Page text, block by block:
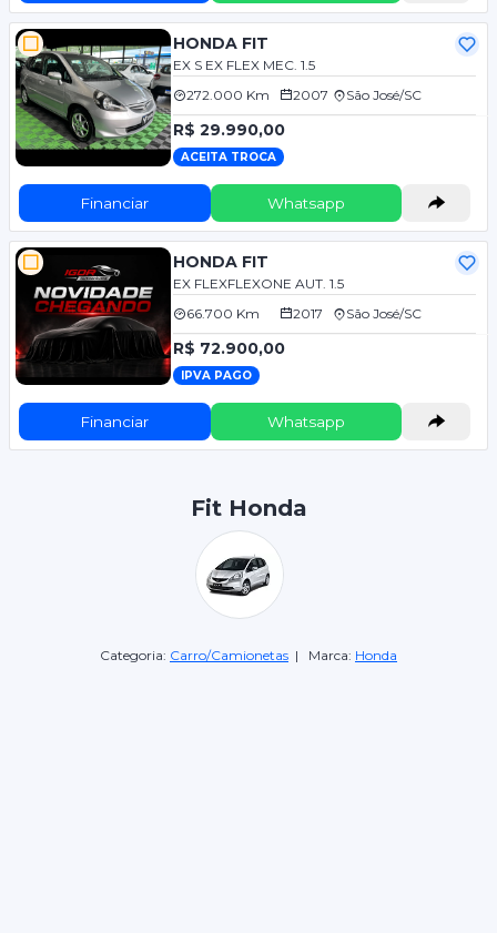
HONDA FIT
EX S EX FLEX MEC. 1.5
272.000 Km
2007 São José/SC
R$ 29.990,00
ACEITA TROCA
Financiar Whatsapp
HONDA FIT
EX FLEXFLEXONE AUT. 1.5
66.700 Km
2017 São José/SC
R$ 72.900,00
IPVA PAGO
Financiar Whatsapp
Fit Honda
Categoria: Carro/Camionetas | Marca: Honda